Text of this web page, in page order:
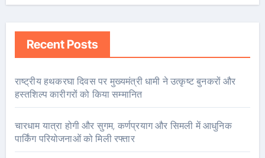
Recent Posts
राष्ट्रीय हथकरघा दिवस पर मुख्यमंत्री धामी ने उत्कृष्ट बुनकरों और
हस्तशिल्प कारीगरों को किया सम्मानित
चारधाम यात्रा होगी और सुगम, कर्णप्रयाग और सिमली में आधुनिक
पार्किंग परियोजनाओं को मिली रफ्तार